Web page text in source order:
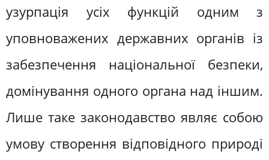
узурпація усіх функцій одним з
уповноважених державних органів із
забезпечення національної безпеки,
домінування одного органа над іншим.
Лише таке законодавство являє собою
умову створення відповідного природі